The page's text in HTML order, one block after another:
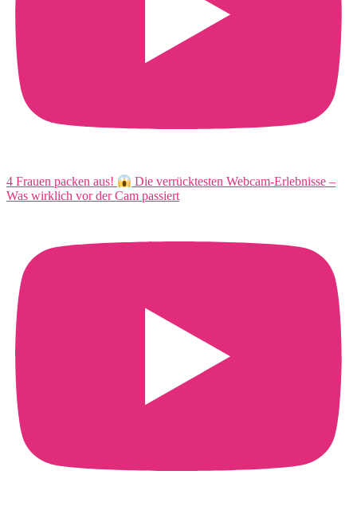
4 Frauen packen aus!
Die verrücktesten Webcam-Erlebnisse –
Was wirklich vor der Cam passiert